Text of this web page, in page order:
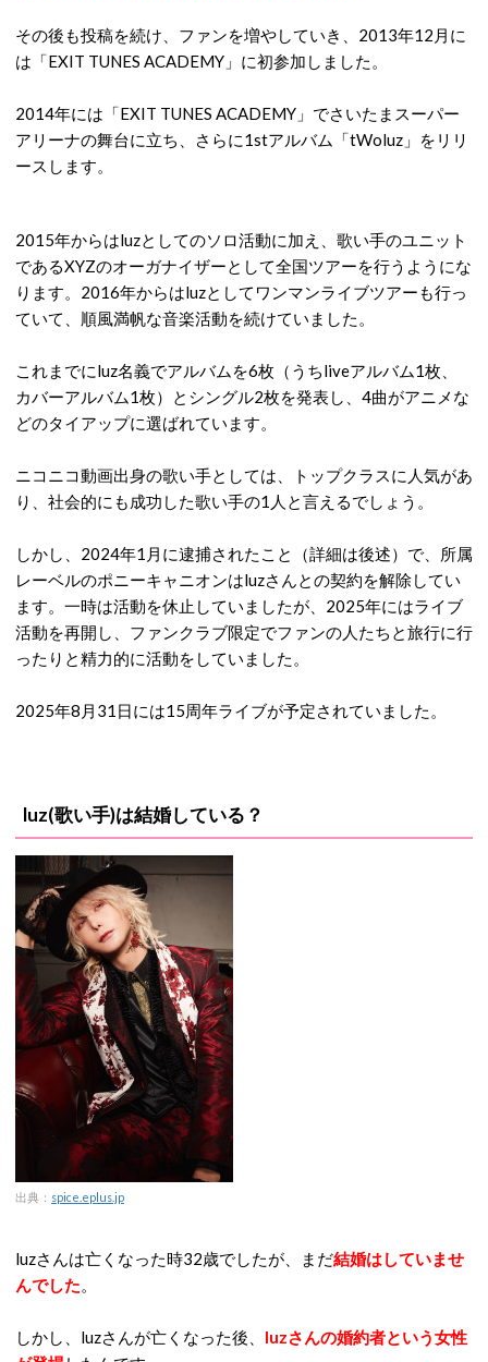
その後も投稿を続け、ファンを増やしていき、2013年12月に
は「EXIT TUNES ACADEMY」に初参加しました。
2014年には「EXIT TUNES ACADEMY」でさいたまスーパー
アリーナの舞台に立ち、さらに1stアルバム「tWoluz」をリリ
ースします。
2015年からはluzとしてのソロ活動に加え、歌い手のユニット
であるXYZのオーガナイザーとして全国ツアーを行うようにな
ります。2016年からはluzとしてワンマンライブツアーも行っ
ていて、順風満帆な音楽活動を続けていました。
これまでにluz名義でアルバムを6枚（うちliveアルバム1枚、
カバーアルバム1枚）とシングル2枚を発表し、4曲がアニメな
どのタイアップに選ばれています。
ニコニコ動画出身の歌い手としては、トップクラスに人気があ
り、社会的にも成功した歌い手の1人と言えるでしょう。
しかし、2024年1月に逮捕されたこと（詳細は後述）で、所属
レーベルのポニーキャニオンはluzさんとの契約を解除してい
ます。一時は活動を休止していましたが、2025年にはライブ
活動を再開し、ファンクラブ限定でファンの人たちと旅行に行
ったりと精力的に活動をしていました。
2025年8月31日には15周年ライブが予定されていました。
luz(歌い手)は結婚している？
出典： spice.eplus.jp
luzさんは亡くなった時32歳でしたが、まだ結婚はしていませ
んでした。
しかし、luzさんが亡くなった後、 luzさんの婚約者という女性